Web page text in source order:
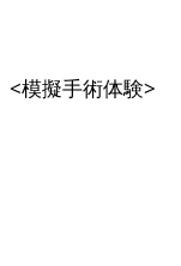
<模擬手術体験>